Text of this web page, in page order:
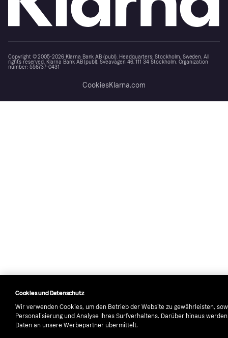
Copyright © 2005-2026 Klarna Bank AB (publ). Headquarters: Stockholm, Sweden. All
rights reserved. Klarna Bank AB (publ). Sveavägen 46, 111 34 Stockholm. Organization
number: 556737-0431
CookiesKlarna.com
Cookies und Datenschutz
Wir verwenden Cookies, um den Betrieb der Website zu gewährleisten,
Personalisierung und Analyse Ihres Surfverhaltens. Darüber hinaus
Daten an unsere Werbepartner übermittelt.